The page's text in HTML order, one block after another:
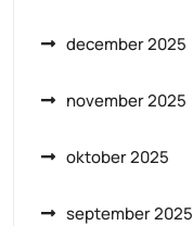
december 2025
november 2025
oktober 2025
september 2025